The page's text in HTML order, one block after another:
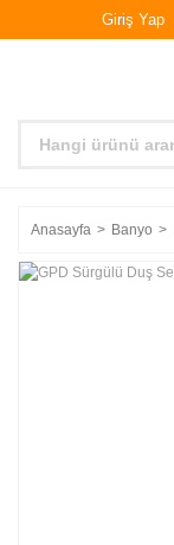
Giriş Yap
Anasayfa Banyo